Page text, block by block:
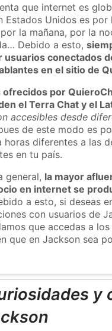
que internet es
Estados Unidos es
la mañana, por la
Debido a esto,
usuarios conectados
en el sitio de
ofrecidos por
el Terra Chat y el
accesibles desde
de este modo es
horas diferentes a las
en tu país.
general, la mayor
en internet se
a esto, si deseas
con usuarios de
que accedas a
que en Jackson sea
y